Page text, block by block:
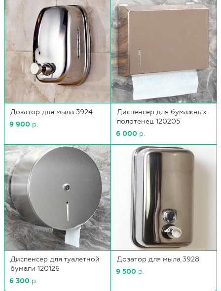
Дозатор для мыла 3924
9 900 р.
Диспенсер для бумажных
полотенец 120205
6 000 р.
Диспенсер для туалетной
бумаги 120126
6 300 р.
Дозатор для мыла 3928
9 500 р.